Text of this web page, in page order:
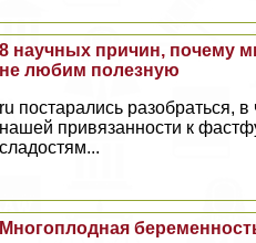
8 научных причин, почему
не любим полезную
ru постарались разобраться,
нашей привязанности к
сладостям...
Многоплодная